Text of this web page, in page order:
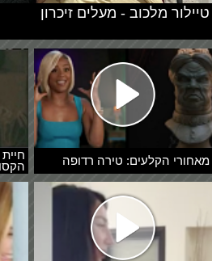
מאחורי הקלעים: טירה רדופה
טיילור מלכוב - מעלים זיכרון